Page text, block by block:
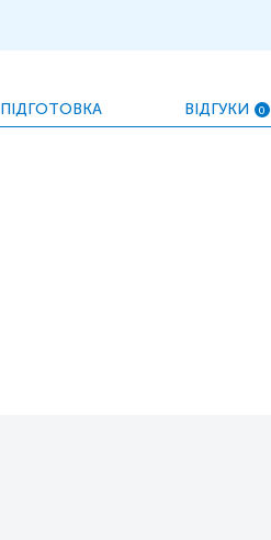
ПІДГОТОВКА ВІДГУКИ 0